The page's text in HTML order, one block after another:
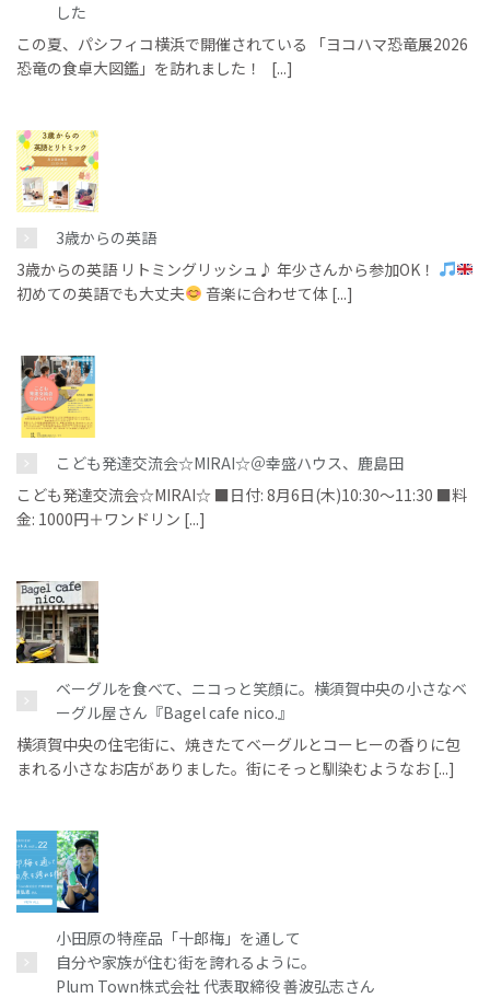
した
この夏、パシフィコ横浜で開催されている 「ヨコハマ恐竜展2026
恐竜の食卓大図鑑」を訪れました！ [...]
3歳からの英語
3歳からの英語 リトミングリッシュ♪ 年少さんから参加OK！
初めての英語でも大丈夫
音楽に合わせて体 [...]
こども発達交流会☆MIRAI☆＠幸盛ハウス、鹿島田
こども発達交流会☆MIRAI☆ ■日付: 8月6日(木)10:30～11:30 ■料
金: 1000円＋ワンドリン [...]
ベーグルを食べて、ニコっと笑顔に。横須賀中央の小さなベ
ーグル屋さん『Bagel cafe nico.』
横須賀中央の住宅街に、焼きたてベーグルとコーヒーの香りに包
まれる小さなお店がありました。街にそっと馴染むようなお [...]
小田原の特産品「十郎梅」を通して
自分や家族が住む街を誇れるように。
Plum Town株式会社 代表取締役 善波弘志さん